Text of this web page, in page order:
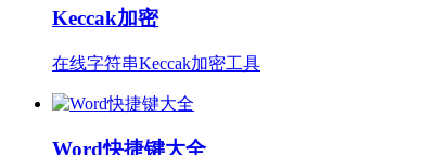
Keccak加密
在线字符串Keccak加密工具
Word快捷键大全